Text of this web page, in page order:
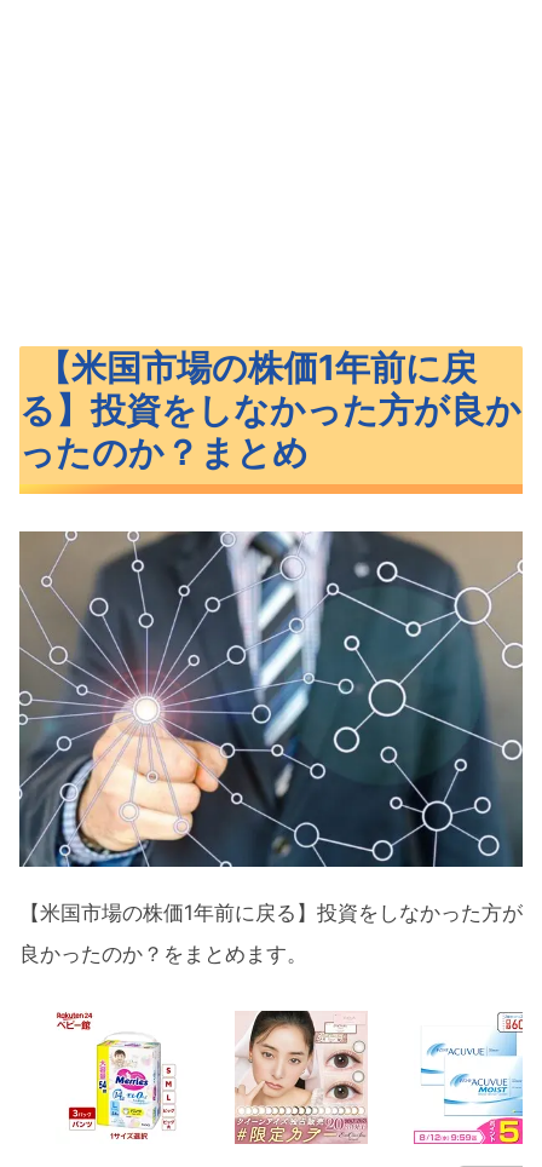
【米国市場の株価1年前に戻
る】投資をしなかった方が良か
ったのか？まとめ
【米国市場の株価1年前に戻る】投資をしなかった方が
良かったのか？をまとめます。